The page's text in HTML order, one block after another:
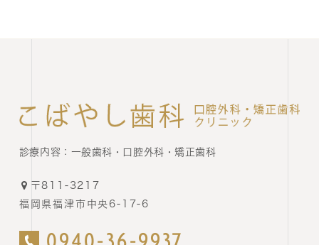
診療内容： 一般歯科・口腔外科・矯正歯科
〒811-3217
福岡県福津市中央6-17-6